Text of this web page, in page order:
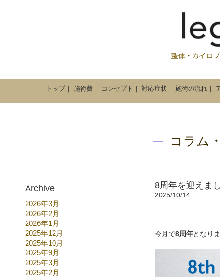
トップ｜ 施術費 ｜ コンセプト ｜ 対応症状 ｜ 施術の流れ ｜
コラム
Archive
2026年3月
2026年2月
2026年1月
2025年12月
2025年10月
2025年9月
2025年3月
2025年2月
8周年を迎えま
2025/10/14
今月で8周年となり